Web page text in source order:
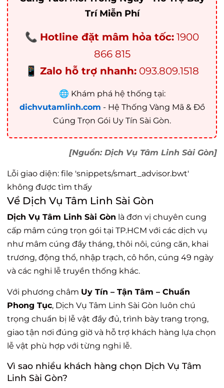
Trí Miễn Phí
📞 Hotline đặt mâm hỏa tốc: 1900
866 815
📱 Zalo hỗ trợ nhanh: 093.809.1518
🌐 Khám phá hệ thống tại:
dichvutamlinh.com - Hệ Thống Vàng Mã & Đồ
Cúng Trọn Gói Uy Tín Sài Gòn.
[Nguồn: Dịch Vụ Tâm Linh Sài Gòn]
Lỗi giao diện: file 'snippets/smart_advisor.bwt'
không được tìm thấy
Về Dịch Vụ Tâm Linh Sài Gòn
Dịch Vụ Tâm Linh Sài Gòn là đơn vị chuyên cung
cấp mâm cúng trọn gói tại TP.HCM với các dịch vụ
như mâm cúng đầy tháng, thôi nôi, cúng căn, khai
trương, động thổ, nhập trạch, cô hồn, cúng 49 ngày
và các nghi lễ truyền thống khác.
Với phương châm Uy Tín – Tận Tâm – Chuẩn
Phong Tục, Dịch Vụ Tâm Linh Sài Gòn luôn chú
trọng chuẩn bị lễ vật đầy đủ, trình bày trang trọng,
giao tận nơi đúng giờ và hỗ trợ khách hàng lựa chọn
lễ vật phù hợp với từng nghi lễ.
Vì sao nhiều khách hàng chọn Dịch Vụ Tâm
Linh Sài Gòn?